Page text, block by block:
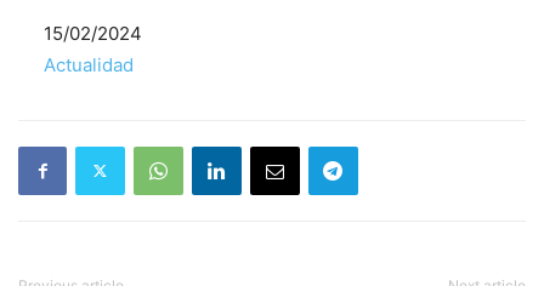
Fecha
15/02/2024
Respecto a
Actualidad